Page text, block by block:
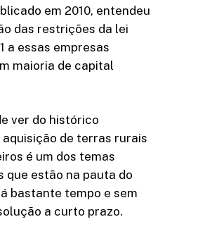
em 2010, entendeu
das restrições da lei
a essas empresas
maioria de capital
ver do histórico
de terras rurais
é um dos temas
que estão na pauta do
bastante tempo e sem
a curto prazo.